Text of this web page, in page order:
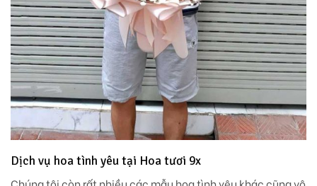
Dịch vụ hoa tình yêu tại Hoa tươi 9x